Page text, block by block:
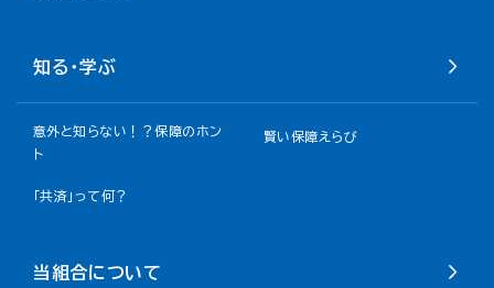
知る・学ぶ
意外と知らない！？保障のホン
ト
賢い保障えらび
「共済」って何？
当組合について